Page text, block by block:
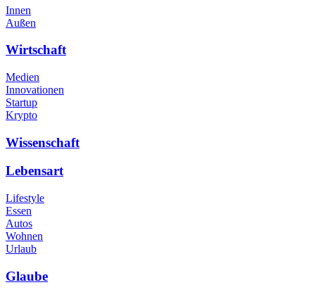
Innen
Außen
Wirtschaft
Medien
Innovationen
Startup
Krypto
Wissenschaft
Lebensart
Lifestyle
Essen
Autos
Wohnen
Urlaub
Glaube